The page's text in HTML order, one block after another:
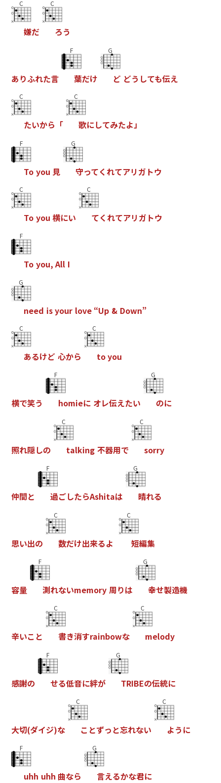
C
嫌だ
C
ろう
あ りふれた言
F
葉だけ
G
ど どう しても伝え
C
たいから 「
C
歌にしてみたよ」
F
To you 見
G
守ってく れてアリガ トウ
C
To you 横にい
C
てく れてアリガ トウ
F
To you, All I
G
need isyour love “Up & Down”
C
あるけど 心から
C
toyou
横で笑う
F
homieに オレ伝えたい
G
のに
照れ隠しの
C
talking 不器用で
C
sorry
仲間と
F
過ごしたらAshitaは
G
晴れる
思い出の
C
数だけ出来るよ
C
短編集
容量
F
測れないmemory 周りは
G
幸せ製造機
辛いこ と
C
書き消すrainbowな
C
melody
感謝の
F
せる低音に絆が
G
TRIBEの伝統に
大切(ダイジ)な
C
こ とずっ と忘れない
C
よう に
F
uhh uhh 曲なら
G
言えるかな君に